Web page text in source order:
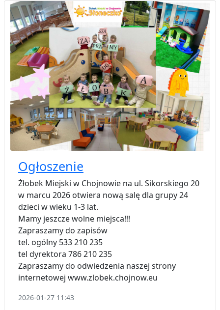
Ogłoszenie
Żłobek Miejski w Chojnowie na ul. Sikorskiego 20
w marcu 2026 otwiera nową salę dla grupy 24
dzieci w wieku 1-3 lat.
Mamy jeszcze wolne miejsca!!!
Zapraszamy do zapisów
tel. ogólny 533 210 235
tel dyrektora 786 210 235
Zapraszamy do odwiedzenia naszej strony
internetowej www.zlobek.chojnow.eu
2026-01-27 11:43